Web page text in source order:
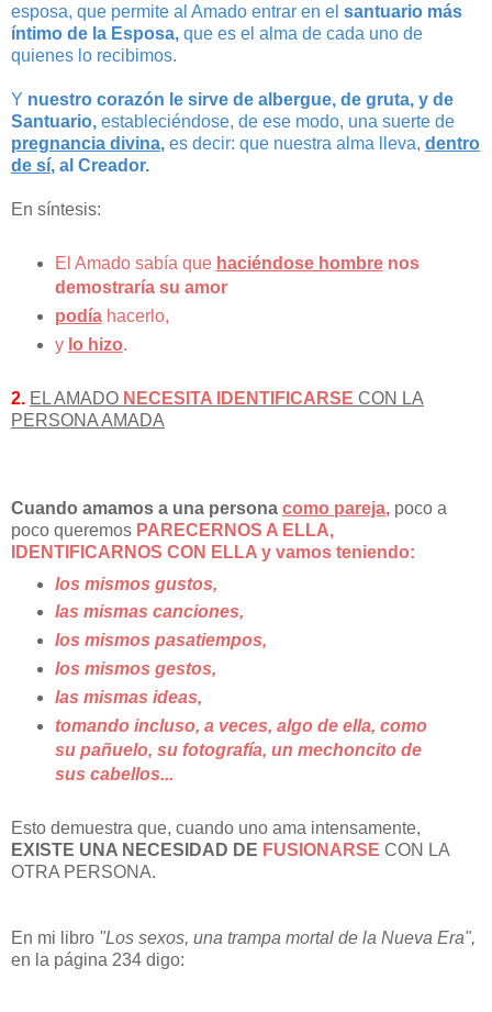
esposa, que permite al Amado entrar en el santuario más
íntimo de la Esposa, que es el alma de cada uno de
quienes lo recibimos.
Y nuestro corazón le sirve de albergue, de gruta, y de
Santuario, estableciéndose, de ese modo, una suerte de
pregnancia divina, es decir: que nuestra alma lleva, dentro
de sí, al Creador.
En síntesis:
El Amado sabía que haciéndose hombrenos
demostraría su amor
podíahacerlo,
y lo hizo.
2. EL AMADO NECESITA IDENTIFICARSE CON LA
PERSONA AMADA
Cuando amamos a una persona como pareja, poco a
poco queremos PARECERNOS A ELLA,
IDENTIFICARNOS CON ELLA y vamos teniendo:
los mismos gustos,
las mismas canciones,
los mismos pasatiempos,
los mismos gestos,
las mismas ideas,
tomando incluso, a veces, algo de ella, como
su pañuelo, su fotografía, un mechoncito de
sus cabellos...
Esto demuestra que, cuando uno ama intensamente,
EXISTE UNA NECESIDAD DE FUSIONARSE CON LA
OTRA PERSONA.
En mi libro "Los sexos, una trampa mortal de la Nueva Era",
en la página 234 digo: